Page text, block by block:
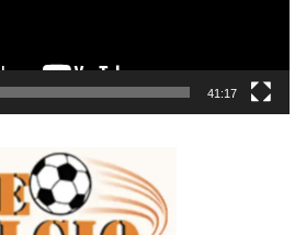
41:17